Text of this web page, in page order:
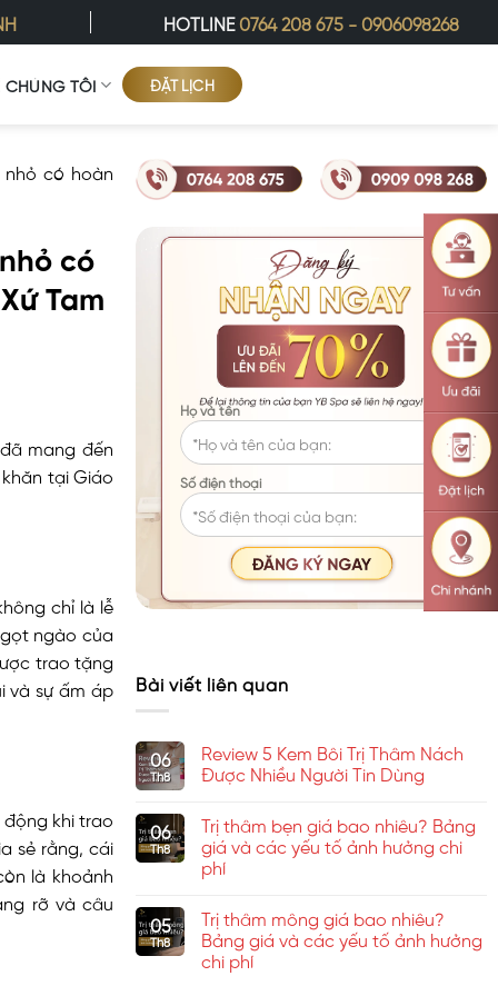
HOTLINE0764 208 675 -0906098268
CHÚNG TÔI ĐẶT LỊCH
nhỏ có hoàn
có
Tam
mang đến
tại Giáo
chỉ là lễ
ngào của
trao tặng
và sự ấm áp
khi trao
sẻ rằng, cái
là khoảnh
rỡ và câu
Họ và tên
Số điện thoại
Bài viết liên quan
06
Th8
Review 5 Kem Bôi Trị Thâm Nách
Được Nhiều Người Tin Dùng
bình
luận
ở
Review
5
Bôi
Trị
Thâm
Nách
Được
06
Th8
Trị thâm bẹn giá bao nhiêu? Bảng
giá và các yếu tố ảnh hưởng chi
phí
bình
luận
ở
Trị
05
Th8
Trị thâm mông giá bao nhiêu?
Bảng giá và các yếu tố ảnh hưởng
chi phí